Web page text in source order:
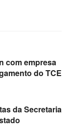
com empresa
do TCE
da Secretaria